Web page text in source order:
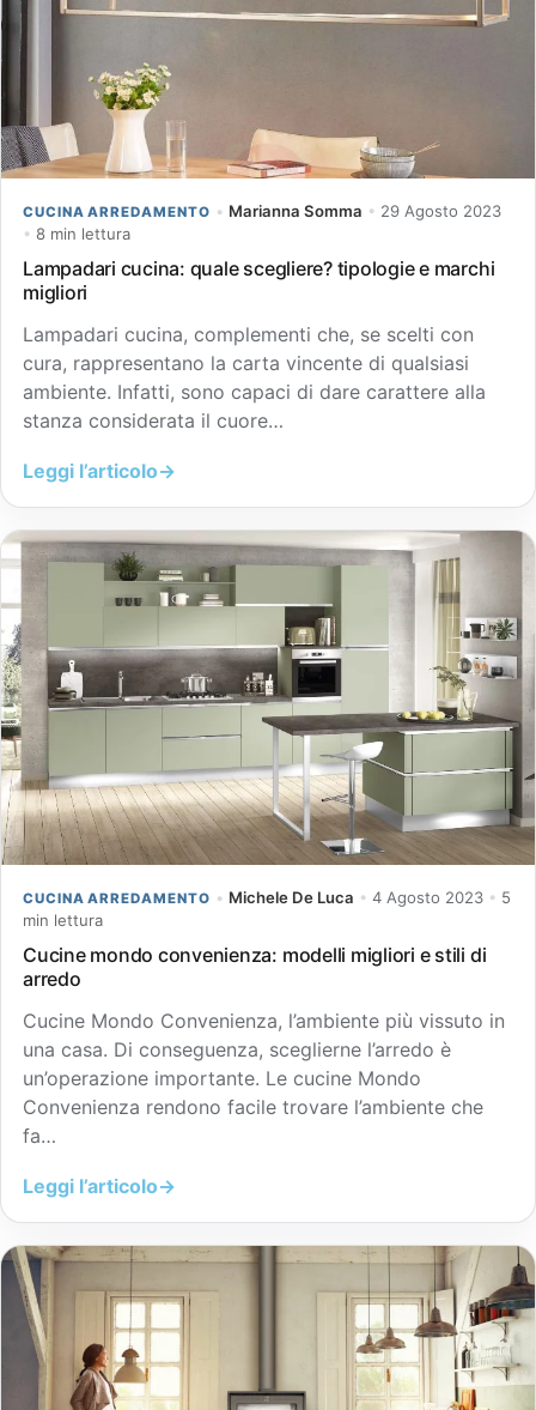
CUCINA ARREDAMENTO • Marianna Somma • 29 Agosto 2023
• 8 min lettura
Lampadari cucina: quale scegliere? tipologie e marchi
migliori
Lampadari cucina, complementi che, se scelti con
cura, rappresentano la carta vincente di qualsiasi
ambiente. Infatti, sono capaci di dare carattere alla
stanza considerata il cuore…
Leggi l’articolo→
CUCINA ARREDAMENTO • Michele De Luca • 4 Agosto 2023 • 5
min lettura
Cucine mondo convenienza: modelli migliori e stili di
arredo
Cucine Mondo Convenienza, l’ambiente più vissuto in
una casa. Di conseguenza, sceglierne l’arredo è
un’operazione importante. Le cucine Mondo
Convenienza rendono facile trovare l’ambiente che
fa…
Leggi l’articolo→